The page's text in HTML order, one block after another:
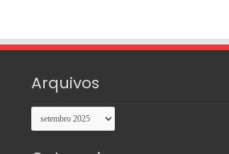
Arquivos
Arquivos